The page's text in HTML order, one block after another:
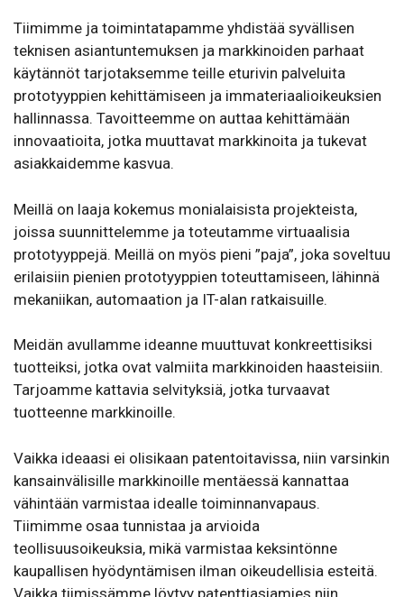
Tiimimme ja toimintatapamme yhdistää syvällisen
teknisen asiantuntemuksen ja markkinoiden parhaat
käytännöt tarjotaksemme teille eturivin palveluita
prototyyppien kehittämiseen ja immateriaalioikeuksien
hallinnassa. Tavoitteemme on auttaa kehittämään
innovaatioita, jotka muuttavat markkinoita ja tukevat
asiakkaidemme kasvua.
Meillä on laaja kokemus monialaisista projekteista,
joissa suunnittelemme ja toteutamme virtuaalisia
prototyyppejä. Meillä on myös pieni ”paja”, joka soveltuu
erilaisiin pienien prototyyppien toteuttamiseen, lähinnä
mekaniikan, automaation ja IT-alan ratkaisuille.
Meidän avullamme ideanne muuttuvat konkreettisiksi
tuotteiksi, jotka ovat valmiita markkinoiden haasteisiin.
Tarjoamme kattavia selvityksiä, jotka turvaavat
tuotteenne markkinoille.
Vaikka ideaasi ei olisikaan patentoitavissa, niin varsinkin
kansainvälisille markkinoille mentäessä kannattaa
vähintään varmistaa idealle toiminnanvapaus.
Tiimimme osaa tunnistaa ja arvioida
teollisuusoikeuksia, mikä varmistaa keksintönne
kaupallisen hyödyntämisen ilman oikeudellisia esteitä.
Vaikka tiimissämme löytyy patenttiasiamies niin